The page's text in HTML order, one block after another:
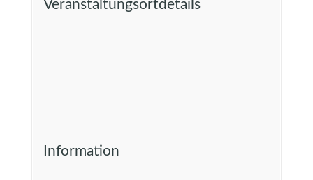
Veranstaltungsortdetails
Information